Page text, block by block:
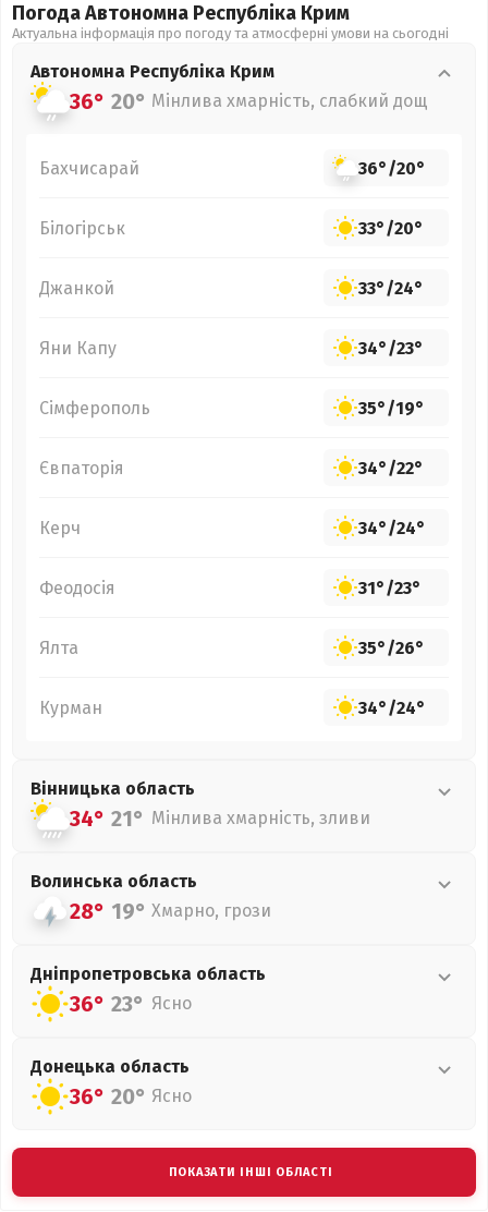
Погода Автономна Республіка Крим
Актуальна інформація про погоду та атмосферні умови на сьогодні
Автономна Республіка Крим
36° 20° Мінлива хмарність, слабкий дощ
Бахчисарай 36°/20°
Білогірськ 33°/20°
Джанкой 33°/24°
Яни Капу 34°/23°
Сімферополь 35°/19°
Євпаторія 34°/22°
Керч 34°/24°
Феодосія 31°/23°
Ялта 35°/26°
Курман 34°/24°
Вінницька область
34° 21° Мінлива хмарність, зливи
Волинська область
28° 19° Хмарно, грози
Дніпропетровська область
36° 23° Ясно
Донецька область
36° 20° Ясно
ПОКАЗАТИ ІНШІ ОБЛАСТІ